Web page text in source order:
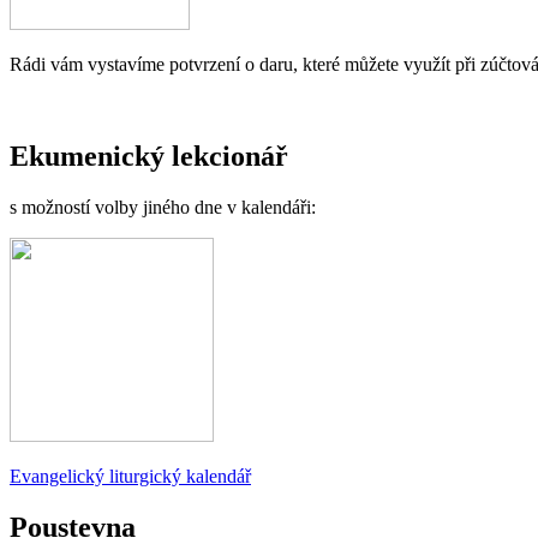
Rádi vám vystavíme potvrzení o daru, které můžete využít při
Ekumenický lekcionář
s možností volby jiného dne v kalendáři:
Evangelický liturgický kalendář
Poustevna